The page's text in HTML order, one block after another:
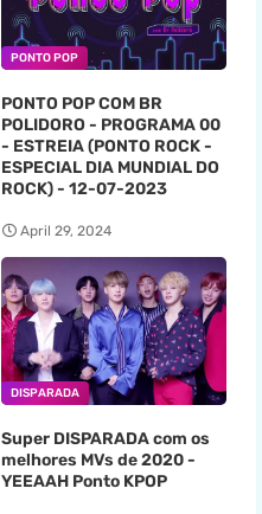
PONTO POP
PONTO POP COM BR
POLIDORO - PROGRAMA 00
- ESTREIA (PONTO ROCK -
ESPECIAL DIA MUNDIAL DO
ROCK) - 12-07-2023
April 29, 2024
DISPARADA
Super DISPARADA com os
melhores MVs de 2020 -
YEEAAH Ponto KPOP